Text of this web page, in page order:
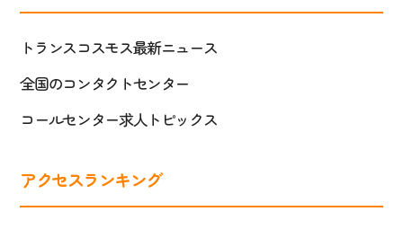
トランスコスモス最新ニュース
全国のコンタクトセンター
コールセンター求人トピックス
アクセスランキング